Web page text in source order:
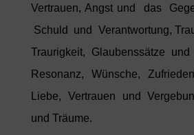
Vertrauen, Angst und das
Schuld und Verantwortung,
Traurigkeit, Glaubenssätze
Resonanz, Wünsche,
Liebe, Vertrauen und Ver
und Träume.